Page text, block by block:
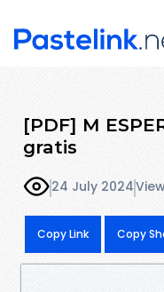
[PDF] M
gratis
24 July 2024
Copy Link Copy